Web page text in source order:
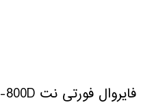
فایروال فورتی نت FortiGate FG-800D